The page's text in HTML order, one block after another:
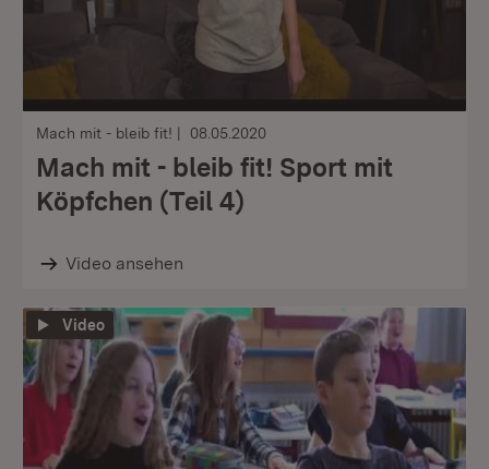
Mach mit - bleib fit! 08.05.2020
Mach mit - bleib fit! Sport mit
Köpfchen (Teil 4)
Video ansehen
Video